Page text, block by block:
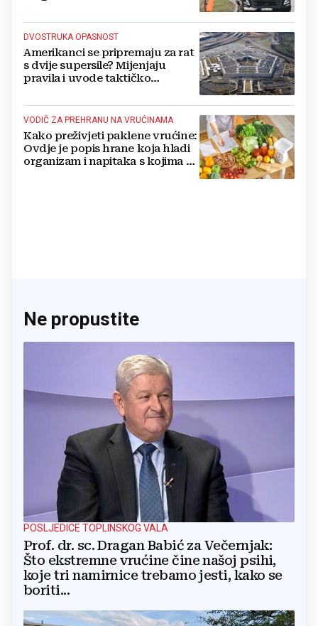
DVOSTRUKA OPASNOST
Amerikanci se pripremaju za rat
s dvije supersile? Mijenjaju
pravila i uvode taktičko
VODIČ ZA PREHRANU NA VRUĆINAMA
Kako preživjeti paklene vrućine:
Ovdje je popis hrane koja hladi
organizam i napitaka s kojima si
Ne propustite
POSLJEDICE TOPLINSKOG VALA
Prof. dr. sc. Dragan Babić za Večernjak:
Što ekstremne vrućine čine našoj psihi,
koje tri namirnice trebamo jesti, kako se
boriti...